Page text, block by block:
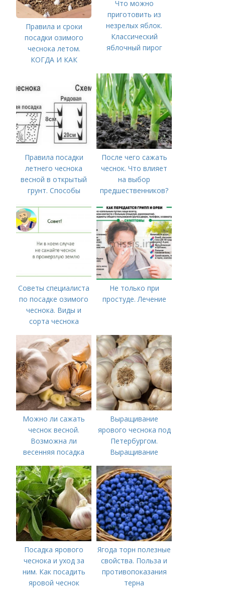
Правила и сроки
посадки озимого
чеснока летом.
КОГДА И КАК
ЧЕСНОК
Что можно
приготовить из
незрелых яблок.
Классический
яблочный пирог
Правила посадки
летнего чеснока
весной в открытый
грунт. Способы
После чего сажать
чеснок. Что влияет
на выбор
предшественников?
Советы специалиста
по посадке озимого
чеснока. Виды и
сорта чеснока
Не только при
простуде. Лечение
Можно ли сажать
чеснок весной.
Возможна ли
весенняя посадка
лучше делать
Выращивание
ярового чеснока под
Петербургом.
Выращивание
важных моментов
Посадка ярового
чеснока и уход за
ним. Как посадить
яровой чеснок
Ягода торн полезные
свойства. Польза и
противопоказания
терна